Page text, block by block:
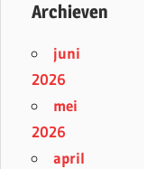
Archieven
juni
2026
mei
2026
april